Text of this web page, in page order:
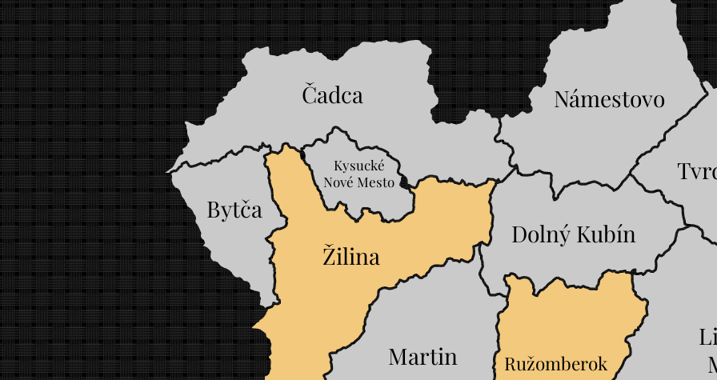
Kysucké
Nové Mesto
Námestovo
Čadca
Ružomberok
Dolný Kubín
Bytča
Žilina
Martin